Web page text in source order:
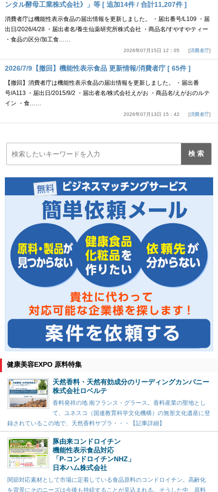
ンタル酵母工業株式会社》」等 [ 追加14件 / 合計11,207件 ]
消費者庁は機能性表示食品の届出情報を更新しました。 ・届出番号/L109 ・届
出日/2026/4/28 ・届出者名/養生仙薬研究所株式会社 ・商品名/すやすやティー
・食品の区分/加工食……
2026年07月15日 12：05 消費者庁
2026/7/9【撤回】機能性表示食品 更新情報/消費者庁 [ 65件 ]
【撤回】消費者庁は機能性表示食品の届出情報を更新しました。 ・届出番
号/A113 ・届出日/2015/9/2 ・届出者名/株式会社えがお ・商品名/えがおのルテ
イン ・食……
2026年07月13日 15：42 消費者庁
健康美容EXPO 原料特集
天然香料・天然有効成分のリーディングカンパニー
株式会社ロベルテ
香料発祥の地 南フランス・グラース。香料産業の聖地とし
て、ユネスコ（国連教育科学文化機構）の無形文化遺産に登
録されているこの地で、天然香料サプラ・・・【記事詳細】
豚由来コンドロイチン
機能性表示食品対応
「P-コンドロイチンNHZ」
日本ハム株式会社
関節対応素材として市場に定着している食品原料のコンドロイチン。高齢化
を背景にそのニーズは今後も持続することが見込まれる。そうした中、原料